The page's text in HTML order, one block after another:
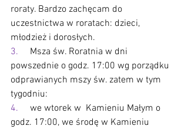
roraty. Bardzo zachęcam do
uczestnictwa w roratach: dzieci,
młodzież i dorosłych.
3. Msza św. Roratnia w dni
powszednie o godz. 17:00 wg porządku
odprawianych mszy św. zatem w tym
tygodniu:
4. we wtorek w  Kamieniu Małym o
godz. 17:00, we środę w Kamieniu